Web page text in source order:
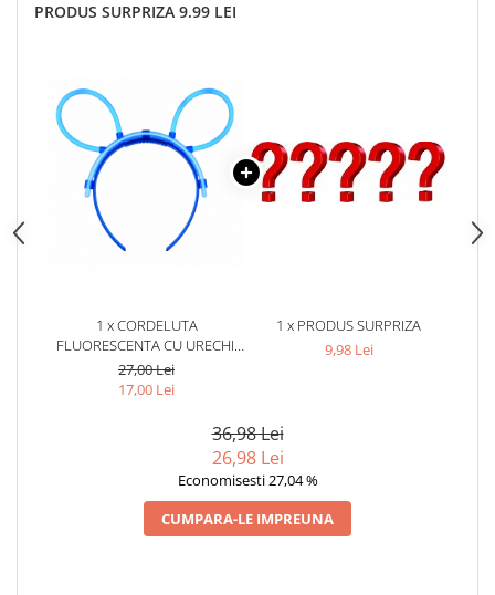
PRODUS SURPRIZA 9.99 LEI
1 x CORDELUTA
FLUORESCENTA CU URECHI,
ACCESORIU GLOW PARTY,
DECORATIVA, PLASTIC,
27,00 Lei
17,00 Lei
1 x PRODUS SURPRIZA
9,98 Lei
36,98 Lei
26,98 Lei
Economisesti 27,04 %
CUMPARA-LE IMPREUNA